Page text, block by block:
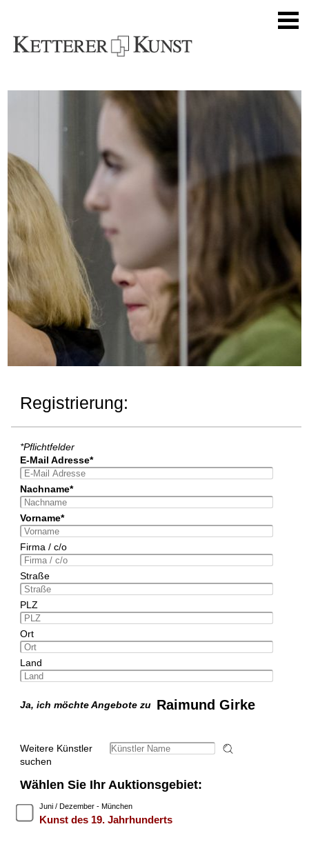
Registrierung:
*Pflichtfelder
E-Mail Adresse*
Nachname*
Vorname*
Firma / c/o
Straße
PLZ
Ort
Land
Ja, ich möchte Angebote zu Raimund Girke
Weitere Künstler
suchen
Wählen Sie Ihr Auktionsgebiet:
Juni / Dezember - München
Kunst des 19. Jahrhunderts